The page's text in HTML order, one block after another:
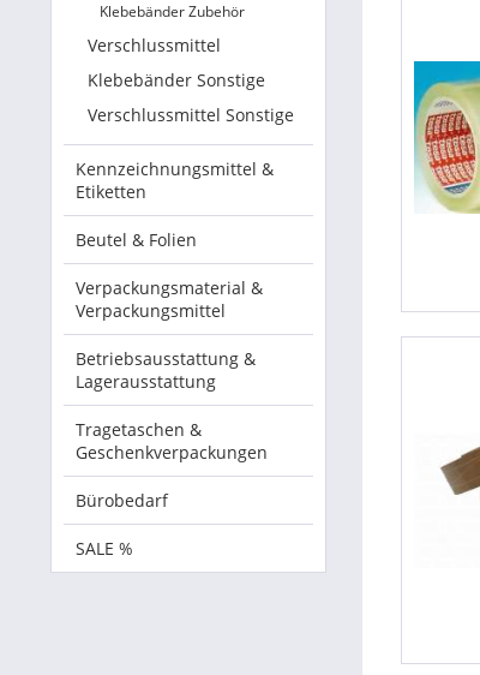
Klebebänder Zubehör
Verschlussmittel
Klebebänder Sonstige
Verschlussmittel Sonstige
Kennzeichnungsmittel &
Etiketten
Beutel & Folien
Verpackungsmaterial &
Verpackungsmittel
Betriebsausstattung &
Lagerausstattung
Tragetaschen &
Geschenkverpackungen
Bürobedarf
SALE %